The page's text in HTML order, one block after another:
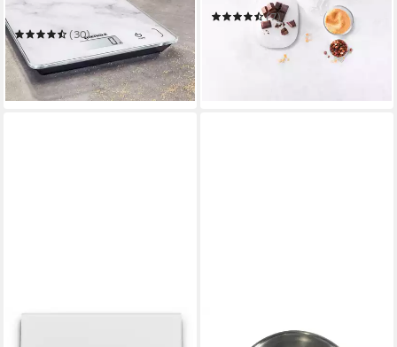
300 Marble
(30)
ab 18,65 € UVP20,99 €
-11%
in 2-3 Werktagen bei dir
(7)
in 2-3 Werktagen bei dir